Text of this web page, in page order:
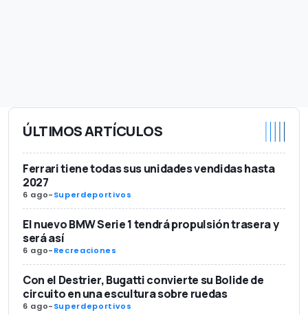
ÚLTIMOS ARTÍCULOS
Ferrari tiene todas sus unidades vendidas hasta
2027
6 ago-Superdeportivos
El nuevo BMW Serie 1 tendrá propulsión trasera y
será así
6 ago-Recreaciones
Con el Destrier, Bugatti convierte su Bolide de
circuito en una escultura sobre ruedas
6 ago-Superdeportivos